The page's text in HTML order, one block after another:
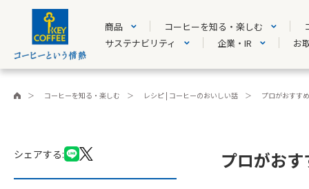
商品 コーヒーを知る・楽しむ
サステナビリティ
企業・IR お
コーヒーを知る・楽しむ レシピ | コーヒーのおいしい話 プロがおすす
シェアする プロがお